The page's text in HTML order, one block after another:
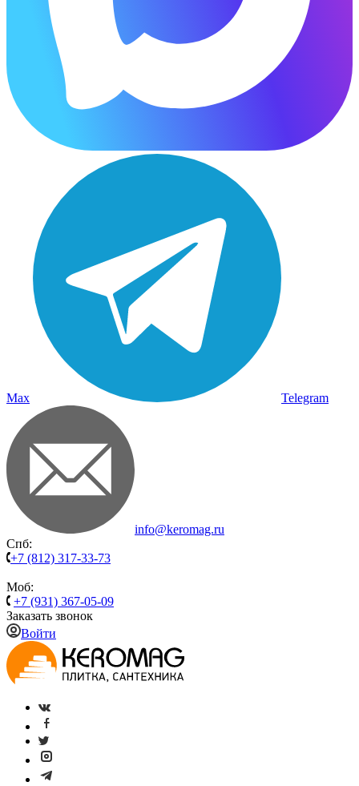
Max Telegram
info@keromag.ru
Спб:
+7 (812) 317-33-73
Моб:
+7 (931) 367-05-09
Заказать звонок
Войти